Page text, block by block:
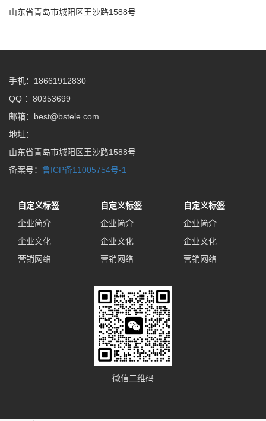
山东省青岛市城阳区王沙路1588号
手机：18661912830
QQ ：80353699
邮箱：best@bstele.com
地址：
山东省青岛市城阳区王沙路1588号
备案号： 鲁ICP备11005754号-1
自定义标签
企业简介
企业文化
营销网络
自定义标签
企业简介
企业文化
营销网络
自定义标签
企业简介
企业文化
营销网络
微信二维码